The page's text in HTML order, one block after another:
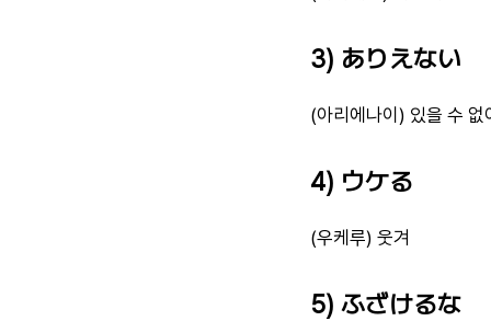
3) ありえない
(아리에나이) 있을 수 없
4) ウケる
(우케루) 웃겨
5) ふざけるな